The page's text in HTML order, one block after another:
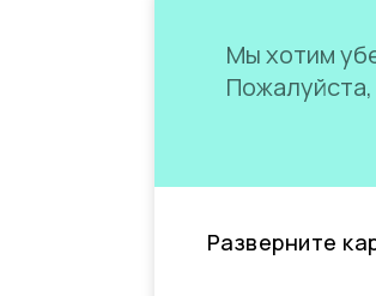
Мы хотим
Пожалуйста,
Разверните